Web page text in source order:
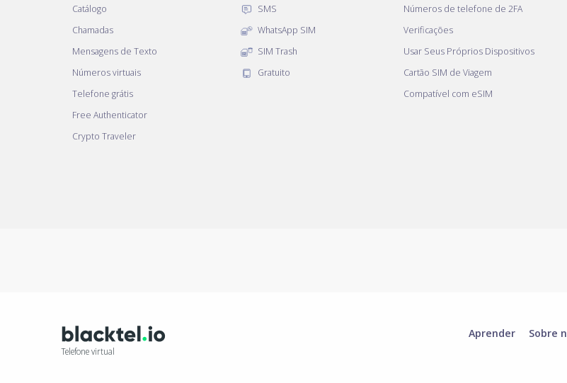
Catálogo
Chamadas
Mensagens de Texto
Números virtuais
Telefone grátis
Free Authenticator
Crypto Traveler
SMS
WhatsApp SIM
SIM Trash
Gratuito
Números de telefone de 2FA
Verificações
Usar Seus Próprios Dispositivos
Cartão SIM de Viagem
Compatível com eSIM
Telefone virtual
Aprender Sobre